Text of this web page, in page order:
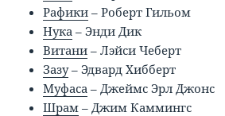
Рафики – Роберт Гильом
Нука – Энди Дик
Витани – Лэйси Чеберт
Зазу– Эдвард Хибберт
Муфаса – Джеймс Эрл Джонс
Шрам – Джим Каммингс